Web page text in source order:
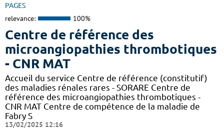
PAGES
relevance: 100%
Centre de référence des
microangiopathies thrombotiques
- CNR MAT
Accueil du service Centre de référence (constitutif)
des maladies rénales rares - SORARE Centre de
référence des microangiopathies thrombotiques -
CNR MAT Centre de compétence de la maladie de
Fabry S
13/02/2025 12:16